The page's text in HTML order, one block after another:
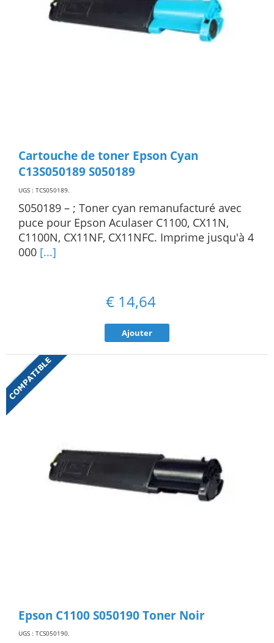
Cartouche de toner Epson Cyan
C13S050189 S050189
UGS : TCS050189.
S050189 – ; Toner cyan remanufacturé avec
puce pour Epson Aculaser C1100, CX11N,
C1100N, CX11NF, CX11NFC. Imprime jusqu'à 4
000 [...]
€ 14,64
Ajouter
Epson C1100 S050190 Toner Noir
UGS : TCS050190.